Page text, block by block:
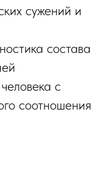
сужений и
состава
с
соотношения